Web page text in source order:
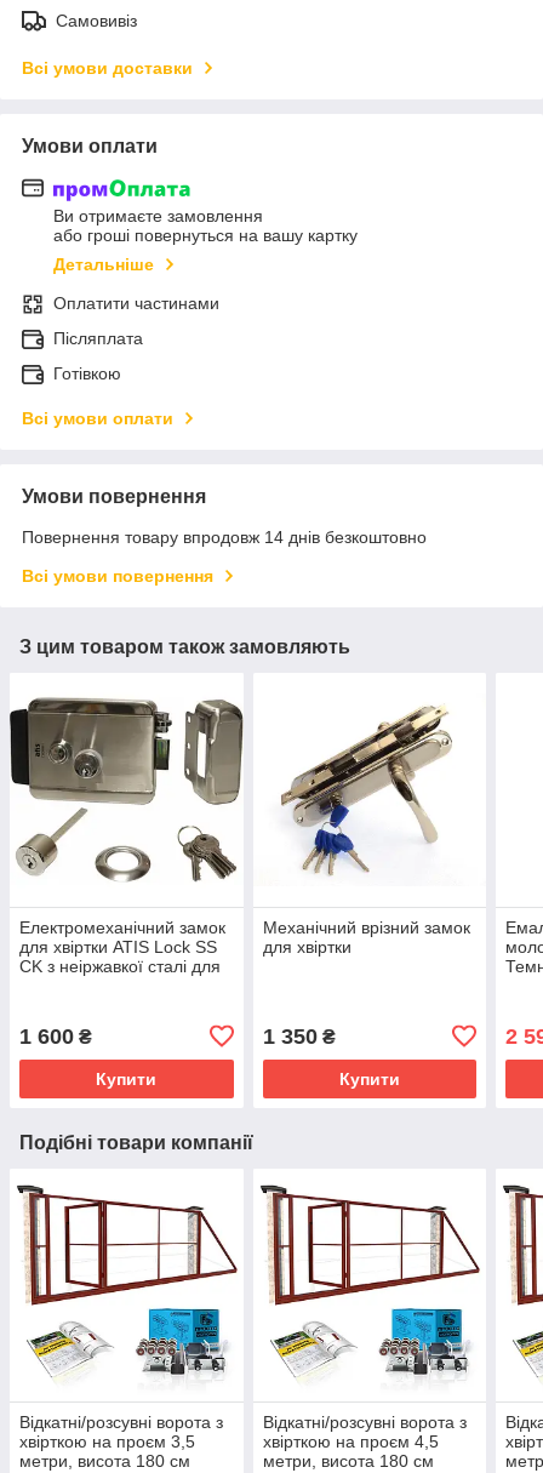
Самовивіз
Всі умови доставки
Умови оплати
Ви отримаєте замовлення
або гроші повернуться на вашу картку
Детальніше
Оплатити частинами
Післяплата
Готівкою
Всі умови оплати
Умови повернення
Повернення товару впродовж 14 днів безкоштовно
Всі умови повернення
З цим товаром також замовляють
Електромеханічний замок
для хвіртки ATIS Lock SS
CK з неіржавкої сталі для
1 600 ₴
Купити
Механічний врізний замок
для хвіртки
1 350₴
Купити
2
Подібні товари компанії
Відкатні/розсувні ворота з
хвірткою на проєм 3,5
метри, висота 180 см
Відкатні/розсувні ворота з
хвірткою на проєм 4,5
метри, висота 180 см